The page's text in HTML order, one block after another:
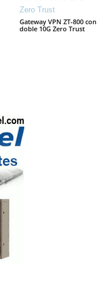
Gateway VPN ZT-800 con
doble 10G Zero Trust